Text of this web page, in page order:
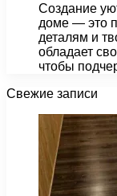
Создание
доме — это
деталям и
обладает
чтобы
Свежие записи